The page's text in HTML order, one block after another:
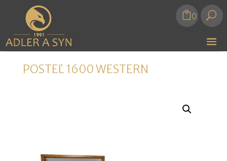
0 U
POSTEĽ 1600 WESTERN